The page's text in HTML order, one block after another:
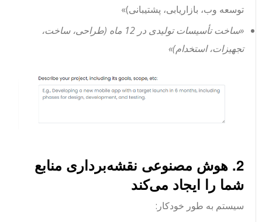
توسعه وب، بازاریابی، پشتیبانی)»
«ساخت تأسیسات تولیدی در 12 ماه (طراحی، ساخت،
تجهیزات، استخدام)»
2. هوش مصنوعی نقشه‌برداری منابع
شما را ایجاد می‌کند
سیستم به طور خودکار: